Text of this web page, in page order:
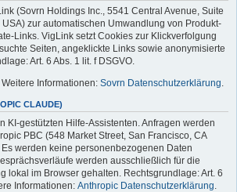
(Sovrn Holdings Inc., 5541 Central Avenue, Suite
zur automatischen Umwandlung von Produkt-
Links. VigLink setzt Cookies zur Klickverfolgung
Seiten, angeklickte Links sowie anonymisierte
Art. 6 Abs. 1 lit. f DSGVO.
Weitere Informationen: Sovrn Datenschutzerklärung.
CLAUDE)
KI-gestützten Hilfe-Assistenten. Anfragen werden
PBC (548 Market Street, San Francisco, CA
werden keine personenbezogenen Daten
werden ausschließlich für die
lokal im Browser gehalten. Rechtsgrundlage: Art. 6
Informationen: Anthropic Datenschutzerklärung